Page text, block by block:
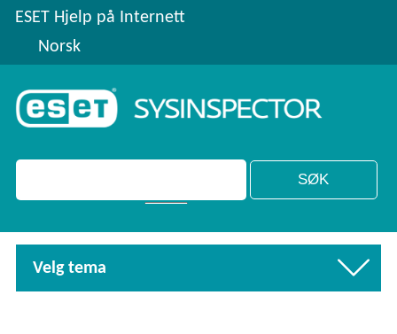
ESET Hjelp på Internett
Norsk
Velg tema